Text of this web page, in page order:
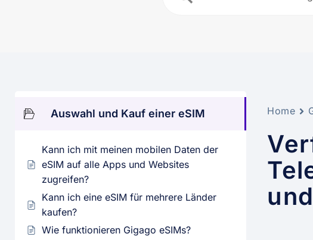
Auswahl und Kauf einer eSIM
Kann ich mit meinen mobilen Daten der
eSIM auf alle Apps und Websites
zugreifen?
Kann ich eine eSIM für mehrere Länder
kaufen?
Wie funktionieren Gigago eSIMs?
Home